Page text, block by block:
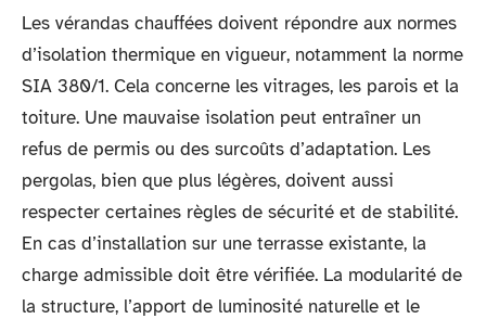
Les vérandas chauffées doivent répondre aux normes
d’isolation thermique en vigueur, notamment la norme
SIA 380/1. Cela concerne les vitrages, les parois et la
toiture. Une mauvaise isolation peut entraîner un
refus de permis ou des surcoûts d’adaptation. Les
pergolas, bien que plus légères, doivent aussi
respecter certaines règles de sécurité et de stabilité.
En cas d’installation sur une terrasse existante, la
charge admissible doit être vérifiée. La modularité de
la structure, l’apport de luminosité naturelle et le